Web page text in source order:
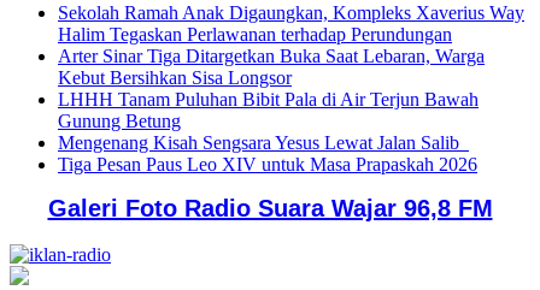
Sekolah Ramah Anak Digaungkan, Kompleks Xaverius Way
Halim Tegaskan Perlawanan terhadap Perundungan
Arter Sinar Tiga Ditargetkan Buka Saat Lebaran, Warga
Kebut Bersihkan Sisa Longsor
LHHH Tanam Puluhan Bibit Pala di Air Terjun Bawah
Gunung Betung
Mengenang Kisah Sengsara Yesus Lewat Jalan Salib
Tiga Pesan Paus Leo XIV untuk Masa Prapaskah 2026
Galeri Foto Radio Suara Wajar 96,8 FM